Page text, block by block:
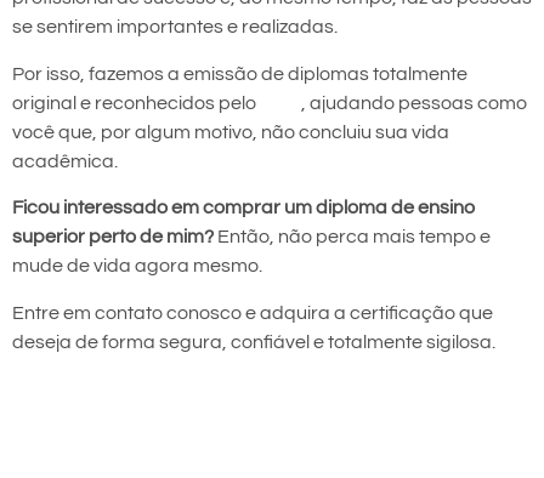
se sentirem importantes e realizadas.
Por isso, fazemos a emissão de diplomas totalmente
original e reconhecidos pelo
, ajudando pessoas como
você que, por algum motivo, não concluiu sua vida
acadêmica.
Ficou interessado em comprar um diploma de ensino
superior perto de mim? Então, não perca mais tempo e
mude de vida agora mesmo.
Entre em contato conosco e adquira a certificação que
deseja de forma segura, confiável e totalmente sigilosa.